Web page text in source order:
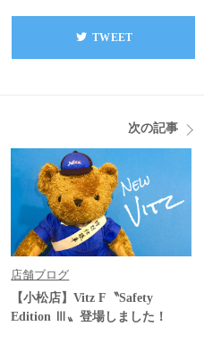
TWEET
次の記事
店舗ブログ
【小松店】Vitz F〝Safety
Edition Ⅲ〟登場しました！